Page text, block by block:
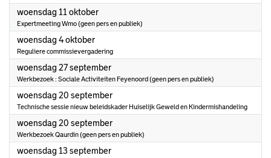
woensdag 11 oktober2023
Expertmeeting Wmo (geen pers en publiek)
woensdag 4 oktober2023
Reguliere commissievergadering
woensdag 27 september2023
Werkbezoek : Sociale Activiteiten Feyenoord (geen pers en publiek)
woensdag 20 september2023
Technische sessie nieuw beleidskader Huiselijk Geweld en Kindermishandeling
woensdag 20 september2023
Werkbezoek Qaurdin (geen pers en publiek)
woensdag 13 september2023